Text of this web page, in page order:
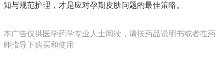
知与规范护理，才是应对孕期皮肤问题的最佳策略。
本广告仅供医学药学专业人士阅读，请按药品说明书或者在药
师指导下购买和使用